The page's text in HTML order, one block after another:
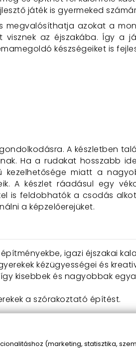
játék is gyermeked
megvalósíthatja azokat a
az éjszakába. Így a
készségeiket is
A készletben
Ha a rudakat hosszabb
kezelhetősége miatt a
A készlet ráadásul egy
is feldobhatók a csodás
a képzelőerejüket.
igazi éjszakai
kézügyességei és
kisebbek és nagyobbak
a szórakoztató építést.
építhetnek
(marketing, statisztika,